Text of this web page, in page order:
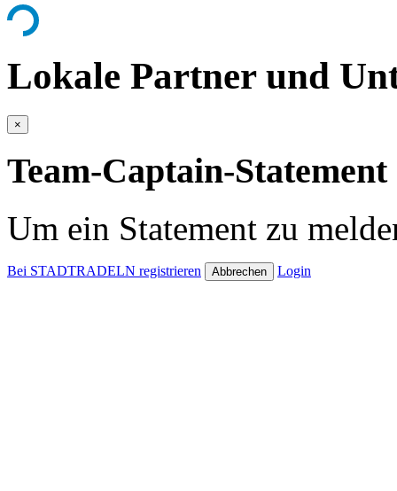
Lokale Partner und
×
Team-Captain-
Um ein Statement zu
Bei STADTRADELN registrieren Abbrechen Login